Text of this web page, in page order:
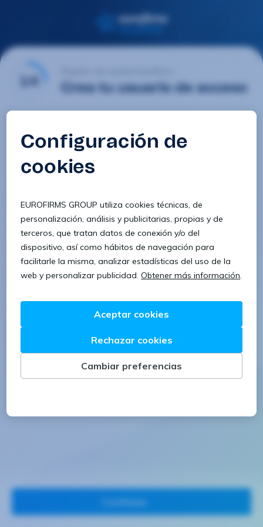
1/4 Crea tu usuario de acceso
Contraseña
Confirmar contraseña
8 caracteres 1 letra minúscula
1 letra mayúscula 1 número